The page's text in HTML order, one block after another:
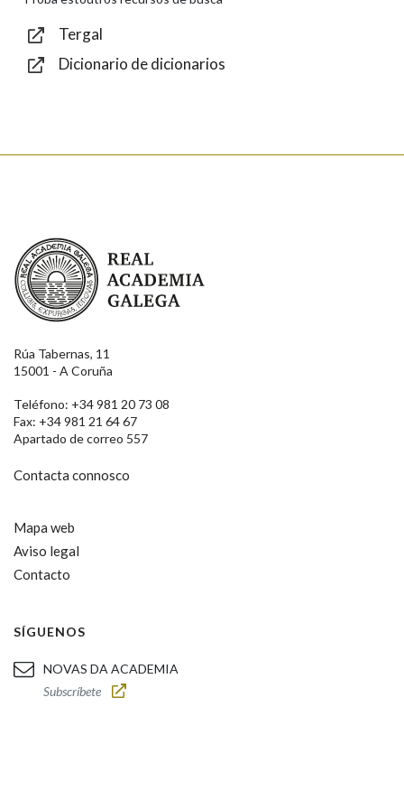
Tergal
Dicionario de dicionarios
Real Academia Galega
Rúa Tabernas, 11
15001 - A Coruña
Teléfono: +34 981 20 73 08
Fax: +34 981 21 64 67
Apartado de correo 557
Contacta connosco
Mapa web
Aviso legal
Contacto
SÍGUENOS
NOVAS DA ACADEMIA
Subscríbete